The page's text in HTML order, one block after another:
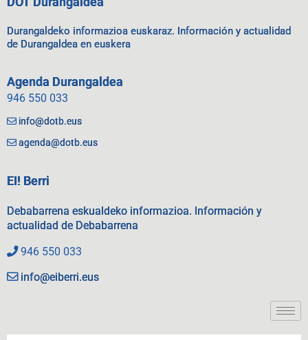
Durangaldeko informazioa euskaraz. Información y actualidad
de Durangaldea en euskera
Agenda Durangaldea
946 550 033
info@dotb.eus
agenda@dotb.eus
EI! Berri
Debabarrena eskualdeko informazioa. Información y
actualidad de Debabarrena
946 550 033
info@eiberri.eus